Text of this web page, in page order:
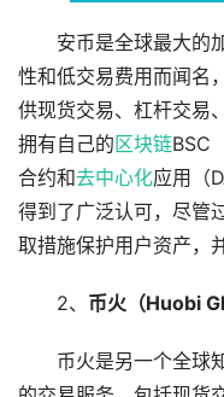
安币是全球最大的
性和低交易费用而闻名
供现货交易、杠杆交易
拥有自己的区块链BSC
合约和去中心化应用（
得到了广泛认可，尽管
取措施保护用户资产，
2、 币火（Huobi
币火是另一个全球